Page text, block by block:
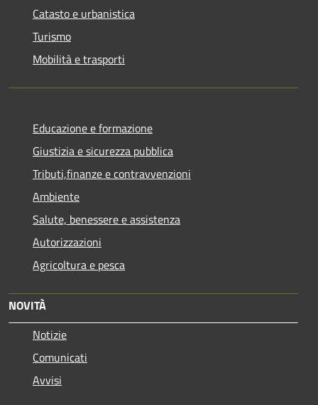
Catasto e urbanistica
Turismo
Mobilità e trasporti
Educazione e formazione
Giustizia e sicurezza pubblica
Tributi,finanze e contravvenzioni
Ambiente
Salute, benessere e assistenza
Autorizzazioni
Agricoltura e pesca
NOVITÀ
Notizie
Comunicati
Avvisi